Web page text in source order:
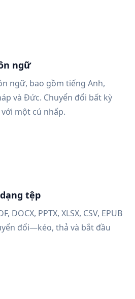
ngữ
ngữ, bao gồm tiếng Anh,
và Đức. Chuyển đổi bất kỳ
một cú nhấp.
tệp
DOCX, PPTX, XLSX, CSV, EPUB
đổi—kéo, thả và bắt đầu